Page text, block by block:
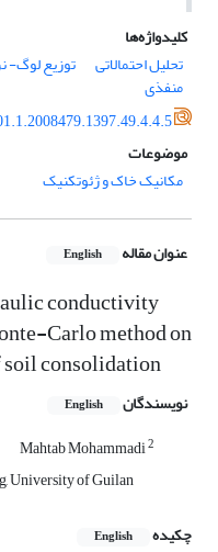
کلیدواژه‌ها
تحلیل احتمالاتی
توزیع لوگ-
منفذی
موضوعات
مکانیک خاک و ژئوتکنیک
عنوان مقاله English
conductivity
Carlo method on
consolidation
نویسندگان English
Mahtab Mohammadi2
University of Guilan
چکیده
English